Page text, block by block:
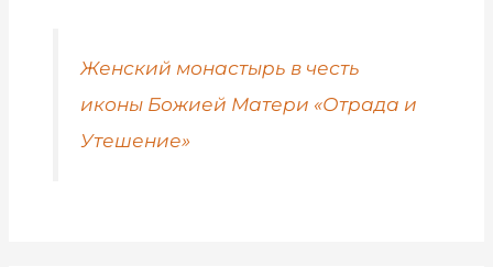
Женский монастырь в честь
иконы Божией Матери «Отрада и
Утешение»